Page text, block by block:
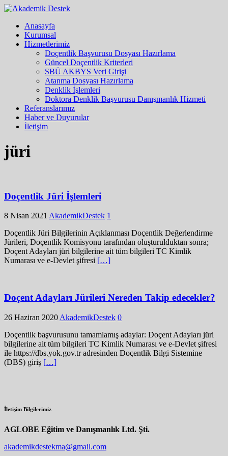
Anasayfa
Kurumsal
Hizmetlerimiz
Doçentlik Başvurusu Dosyası Hazırlama
Güncel Doçentlik Kriterleri
SBÜ AKBYS Veri Girişi
Atanma Dosyası Hazırlama
Denklik İşlemleri
Doktora Denklik Başvurusu Danışmanlık Hizmeti
Referanslarımız
Haber ve Duyurular
İletişim
jüri
Doçentlik Jüri İşlemleri
8 Nisan 2021 AkademikDestek 1
Doçentlik Jüri Bilgilerinin Açıklanması Doçentlik Değerlendirme
Jürileri, Doçentlik Komisyonu tarafından oluşturulduktan sonra;
Doçent Adayları jüri bilgilerine ait tüm bilgileri TC Kimlik
Numarası ve e-Devlet şifresi […]
Doçent Adayları Jürileri Nereden Takip edecekler?
26 Haziran 2020 AkademikDestek 0
Doçentlik başvurusunu tamamlamış adaylar: Doçent Adayları jüri
bilgilerine ait tüm bilgileri TC Kimlik Numarası ve e-Devlet şifresi
ile https://dbs.yok.gov.tr adresinden Doçentlik Bilgi Sistemine
(DBS) giriş […]
İletişim Bilgilerimiz
AGLOBE Eğitim ve Danışmanlık Ltd. Şti.
akademikdestekma@gmail.com